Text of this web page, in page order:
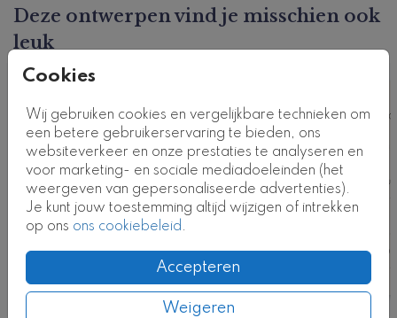
Cookies
Wij gebruiken cookies en vergelijkbare technieken om
een betere gebruikerservaring te bieden, ons
websiteverkeer en onze prestaties te analyseren en
voor marketing- en sociale mediadoeleinden (het
weergeven van gepersonaliseerde advertenties).
Je kunt jouw toestemming altijd wijzigen of intrekken
op ons ons cookiebeleid.
Accepteren
Weigeren
beschrijven
- De omslag is een glanzende harde kaft
- Foliedruk is helaas niet mogelijk
Dit product maakt deel uit van
Kaartcode: GB-0683
Deze ontwerpen vind je misschien ook
leuk